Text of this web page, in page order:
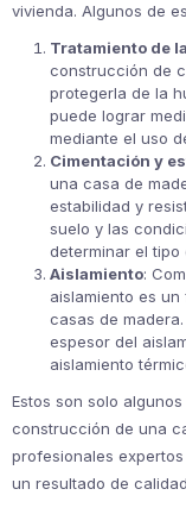
vivienda. Algunos de
Tratamiento de
construcción de
protegerla de la
puede lograr
mediante el uso
Cimentación y
una casa de
estabilidad y
suelo y las
determinar el
Aislamiento:
aislamiento es
casas de
espesor del
aislamiento
Estos son solo
construcción de una
profesionales
un resultado de